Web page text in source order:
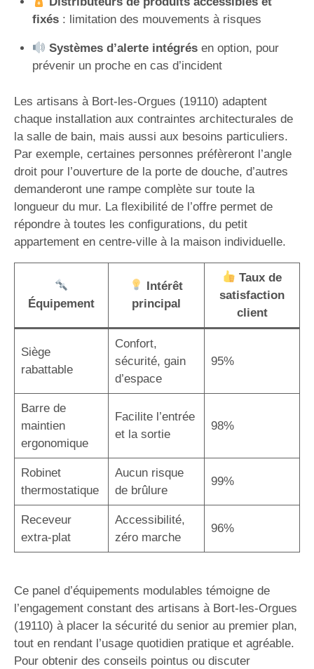
fixés: limitation des mouvements à risques
Systèmes d’alerte intégrésen option, pour
prévenir un proche en cas d’incident
Les artisans à Bort-les-Orgues (19110) adaptent
chaque installation aux contraintes architecturales de
la salle de bain, mais aussi aux besoins particuliers.
Par exemple, certaines personnes préfèreront l’angle
droit pour l’ouverture de la porte de douche, d’autres
demanderont une rampe complète sur toute la
longueur du mur. La flexibilité de l’offre permet de
répondre à toutes les configurations, du petit
appartement en centre-ville à la maison individuelle.
Équipement
Intérêt
principal
Taux de
satisfaction
client
Siège
rabattable
Confort,
sécurité, gain
d’espace
95%
Barre de
maintien
ergonomique
Facilite l’entrée
et la sortie
98%
Robinet
thermostatique
Aucun risque
de brûlure
99%
Receveur
extra-plat
Accessibilité,
zéro marche
96%
Ce panel d’équipements modulables témoigne de
l’engagement constant des artisans à Bort-les-Orgues
(19110) à placer la sécurité du senior au premier plan,
tout en rendant l’usage quotidien pratique et agréable.
Pour obtenir des conseils pointus ou discuter